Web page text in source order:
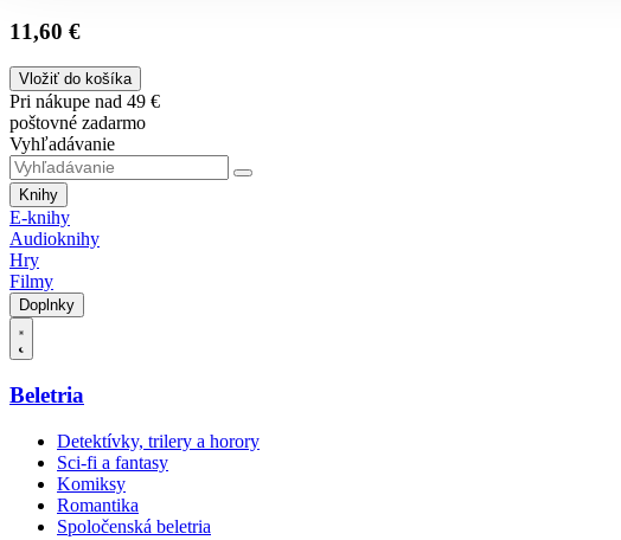
11,60 €
Vložiť do košíka
Pri nákupe nad 49 €
poštovné zadarmo
Vyhľadávanie
Knihy
E-knihy
Audioknihy
Hry
Filmy
Doplnky
Beletria
Detektívky, trilery a horory
Sci-fi a fantasy
Komiksy
Romantika
Spoločenská beletria